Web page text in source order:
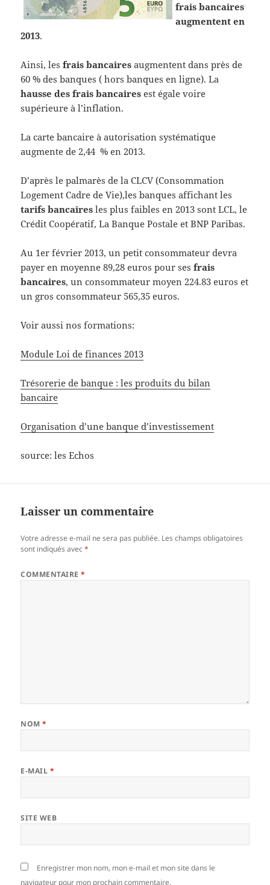
frais bancaires
augmentent en
2013.
Ainsi, les frais bancaires augmentent dans près de
60 % des banques ( hors banques en ligne). La
hausse des frais bancaires est égale voire
supérieure à l’inflation.
La carte bancaire à autorisation systématique
augmente de 2,44 % en 2013.
D’après le palmarès de la CLCV (Consommation
Logement Cadre de Vie),les banques affichant les
tarifs bancaires les plus faibles en 2013 sont LCL, le
Crédit Coopératif, La Banque Postale et BNP Paribas.
Au 1er février 2013, un petit consommateur devra
payer en moyenne 89,28 euros pour ses frais
bancaires, un consommateur moyen 224.83 euros et
un gros consommateur 565,35 euros.
Voir aussi nos formations:
Module Loi de finances 2013
Trésorerie de banque : les produits du bilan
bancaire
Organisation d’une banque d’investissement
source: les Echos
Laisser un commentaire
Votre adresse e-mail ne sera pas publiée. Les champs obligatoires
sont indiqués avec*
COMMENTAIRE*
NOM*
E-MAIL *
SITE WEB
Enregistrer mon nom, mon e-mail et mon site dans le
navigateur pour mon prochain commentaire.